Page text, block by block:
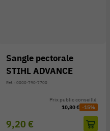
Sangle pectorale
STIHL ADVANCE
Réf. : 0000-790-7700
9,20 €
Prix public conseillé:
10,80 € -15%